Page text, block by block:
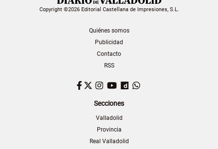
Copyright ©2026 Editorial Castellana de Impresiones, S.L.
Quiénes somos
Publicidad
Contacto
RSS
Facebook
TwitterInstagram
YouTubeDailymotion
Secciones
Valladolid
Provincia
Real Valladolid